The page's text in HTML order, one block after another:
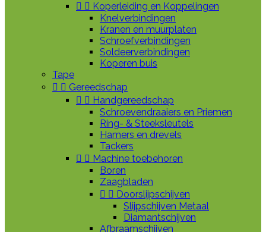
  Koperleiding en Koppelingen
Knelverbindingen
Kranen en muurplaten
Schroefverbindingen
Soldeerverbindingen
Koperen buis
Tape
  Gereedschap
  Handgereedschap
Schroevendraaiers en Priemen
Ring- & Steeksleutels
Hamers en drevels
Tackers
  Machine toebehoren
Boren
Zaagbladen
  Doorslijpschijven
Slijpschijven Metaal
Diamantschijven
Afbraamschijven